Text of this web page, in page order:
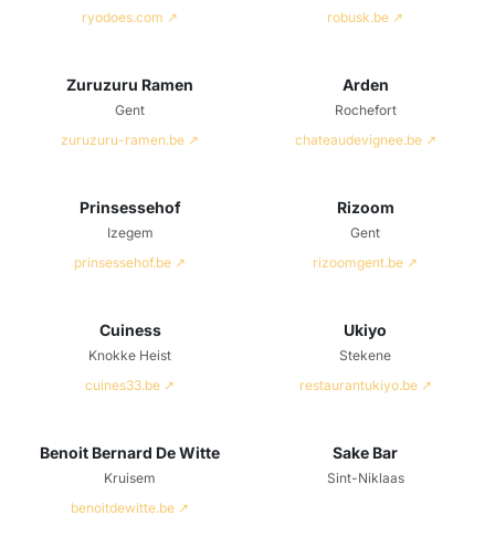
ryodoes.com ↗
robusk.be ↗
Zuruzuru Ramen
Gent
zuruzuru-ramen.be ↗
Arden
Rochefort
chateaudevignee.be ↗
Prinsessehof
Izegem
prinsessehof.be ↗
Rizoom
Gent
rizoomgent.be ↗
Cuiness
Knokke Heist
cuines33.be ↗
Ukiyo
Stekene
restaurantukiyo.be ↗
Benoit Bernard De Witte
Kruisem
benoitdewitte.be ↗
Sake Bar
Sint-Niklaas